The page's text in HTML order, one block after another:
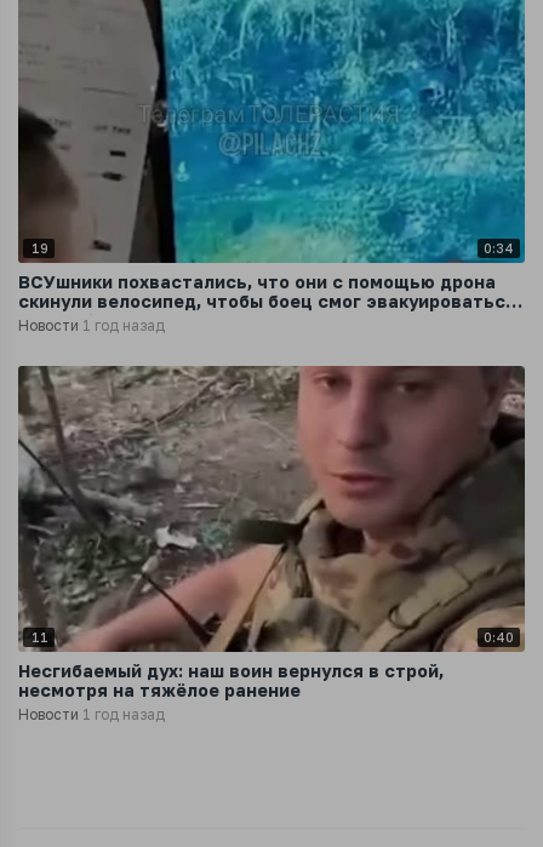
19 0:34
ВСУшники похвастались, что они с помощью дрона
скинули велосипед, чтобы боец смог эвакуироваться
с поля боя
Новости 1 год назад
11 0:40
Несгибаемый дух: наш воин вернулся в строй,
несмотря на тяжёлое ранение
Новости 1 год назад